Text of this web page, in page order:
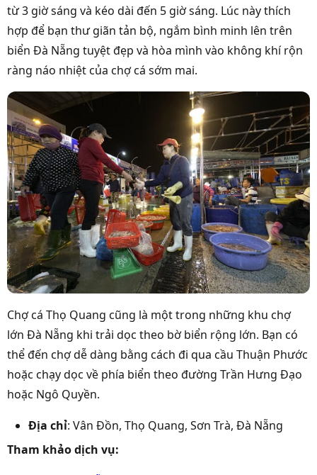
từ 3 giờ sáng và kéo dài đến 5 giờ sáng. Lúc này thích
hợp để bạn thư giãn tản bộ, ngắm bình minh lên trên
biển Đà Nẵng tuyệt đẹp và hòa mình vào không khí rộn
ràng náo nhiệt của chợ cá sớm mai.
Chợ cá Thọ Quang cũng là một trong những khu chợ
lớn Đà Nẵng khi trải dọc theo bờ biển rộng lớn. Bạn có
thể đến chợ dễ dàng bằng cách đi qua cầu Thuận Phước
hoặc chạy dọc về phía biển theo đường Trần Hưng Đạo
hoặc Ngô Quyền.
Địa chỉ: Vân Đồn, Thọ Quang, Sơn Trà, Đà Nẵng
Tham khảo dịch vụ: